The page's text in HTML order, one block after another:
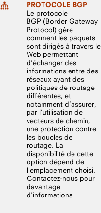
PROTOCOLE BGP
Le protocole
BGP (Border Gateway
Protocol) gère
comment les paquets
sont dirigés à travers le
Web permettant
d’échanger des
informations entre des
réseaux ayant des
politiques de routage
différentes, et
notamment d’assurer,
par l’utilisation de
vecteurs de chemin,
une protection contre
les boucles de
routage. La
disponibilité de cette
option dépend de
l'emplacement choisi.
Contactez-nous pour
davantage
d'informations